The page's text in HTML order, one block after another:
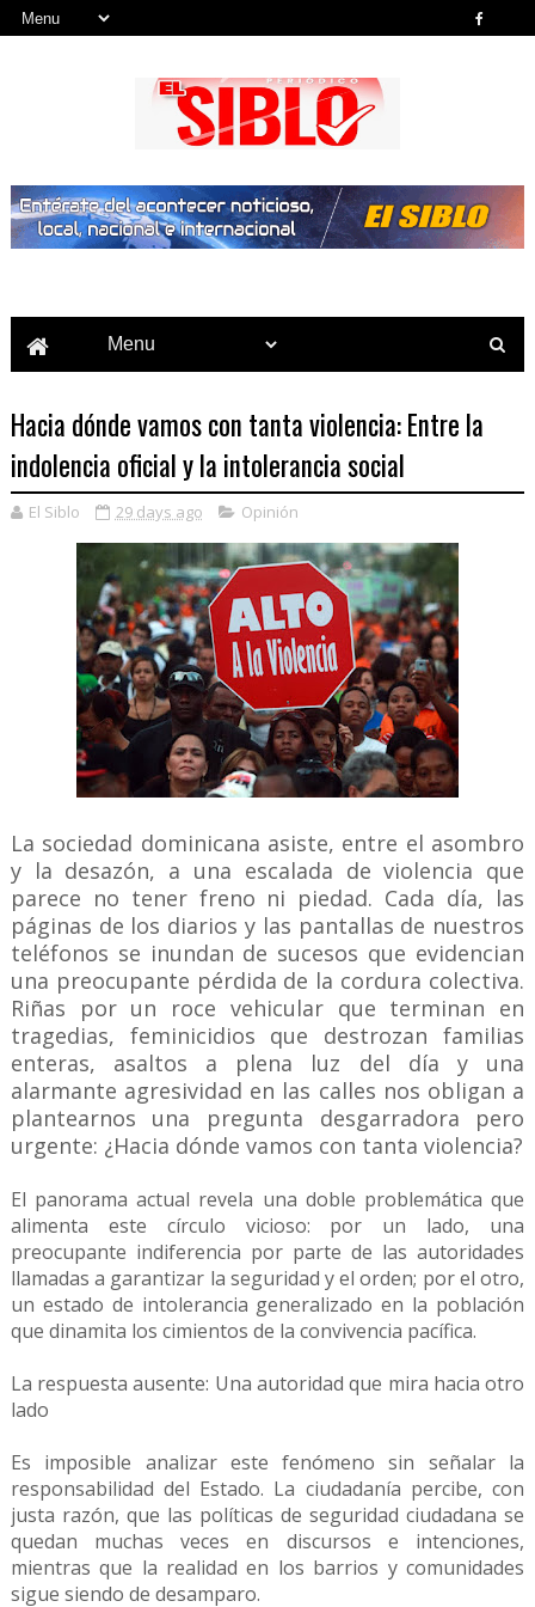
Hacia dónde vamos con tanta violencia: Entre la
indolencia oficial y la intolerancia social
El Siblo 29 days ago Opinión
La sociedad dominicana asiste, entre el asombro
y la desazón, a una escalada de violencia que
parece no tener freno ni piedad. Cada día, las
páginas de los diarios y las pantallas de nuestros
teléfonos se inundan de sucesos que evidencian
una preocupante pérdida de la cordura colectiva.
Riñas por un roce vehicular que terminan en
tragedias, feminicidios que destrozan familias
enteras, asaltos a plena luz del día y una
alarmante agresividad en las calles nos obligan a
plantearnos una pregunta desgarradora pero
urgente: ¿Hacia dónde vamos con tanta violencia?
El panorama actual revela una doble problemática que
alimenta este círculo vicioso: por un lado, una
preocupante indiferencia por parte de las autoridades
llamadas a garantizar la seguridad y el orden; por el otro,
un estado de intolerancia generalizado en la población
que dinamita los cimientos de la convivencia pacífica.
La respuesta ausente: Una autoridad que mira hacia otro
lado
Es imposible analizar este fenómeno sin señalar la
responsabilidad del Estado. La ciudadanía percibe, con
justa razón, que las políticas de seguridad ciudadana se
quedan muchas veces en discursos e intenciones,
mientras que la realidad en los barrios y comunidades
sigue siendo de desamparo.